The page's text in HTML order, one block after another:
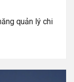
quản lý chi